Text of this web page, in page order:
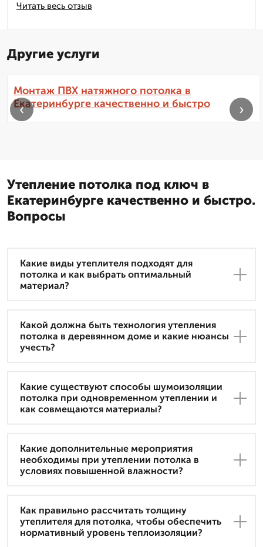
Читать весь отзыв
Другие услуги
Монтаж ПВХ натяжного потолка в
Екатеринбурге качественно и быстро
‹ ›
Утепление потолка под ключ в
Екатеринбурге качественно и быстро.
Вопросы
Какие виды утеплителя подходят для
потолка и как выбрать оптимальный
материал?
Какой должна быть технология утепления
потолка в деревянном доме и какие нюансы
учесть?
Какие существуют способы шумоизоляции
потолка при одновременном утеплении и
как совмещаются материалы?
Какие дополнительные мероприятия
необходимы при утеплении потолка в
условиях повышенной влажности?
Как правильно рассчитать толщину
утеплителя для потолка, чтобы обеспечить
нормативный уровень теплоизоляции?